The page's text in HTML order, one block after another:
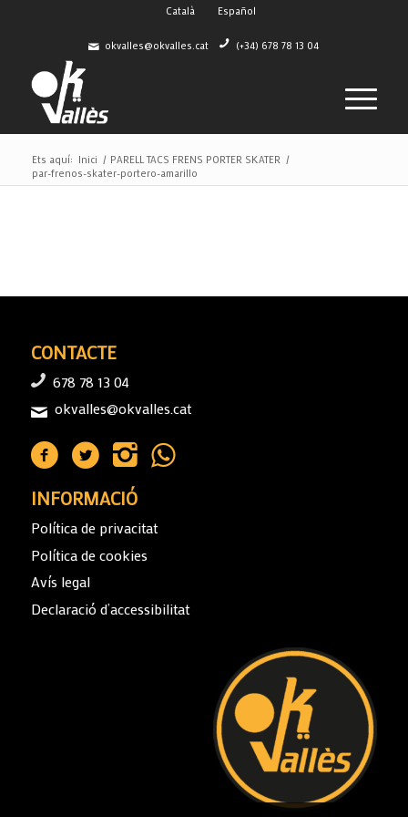
Català Español
okvalles@okvalles.cat (+34) 678 78 13 04
Ets aquí: Inici / PARELL TACS FRENS PORTER SKATER /
par-frenos-skater-portero-amarillo
CONTACTE
678 78 13 04
okvalles@okvalles.cat
INFORMACIÓ
Política de privacitat
Política de cookies
Avís legal
Declaració d’accessibilitat